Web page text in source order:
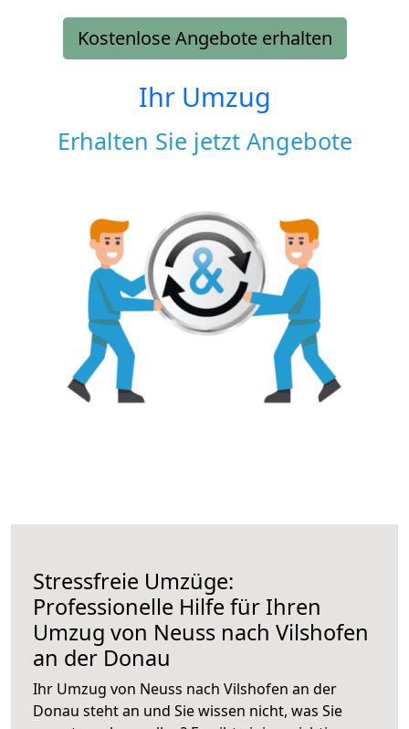
Kostenlose Angebote erhalten
Ihr Umzug
Erhalten Sie jetzt Angebote
Stressfreie Umzüge:
Professionelle Hilfe für Ihren
Umzug von Neuss nach Vilshofen
an der Donau
Ihr Umzug von Neuss nach Vilshofen an der
Donau steht an und Sie wissen nicht, was Sie